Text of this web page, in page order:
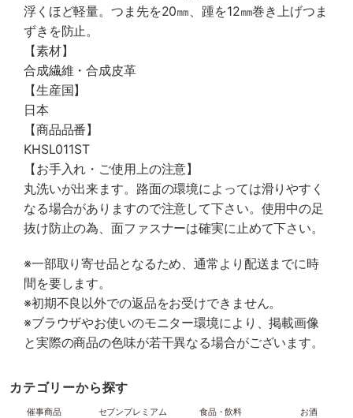
浮くほど軽量。つま先を20㎜、踵を12㎜巻き上げつま
ずきを防止。
【素材】
合成繊維・合成皮革
【生産国】
日本
【商品品番】
KHSL011ST
【お手入れ・ご使用上の注意】
丸洗いが出来ます。路面の環境によっては滑りやすく
なる場合がありますので注意して下さい。使用中の足
抜け防止の為、面ファスナーは確実に止めて下さい。
※一部取り寄せ品となるため、通常より配送までに時
間を要します。
※初期不良以外での返品をお受けできません。
※ブラウザやお使いのモニター環境により、掲載画像
と実際の商品の色味が若干異なる場合がございます。
カテゴリーから探す
催事商品
セブンプレミアム
食品・飲料 お酒